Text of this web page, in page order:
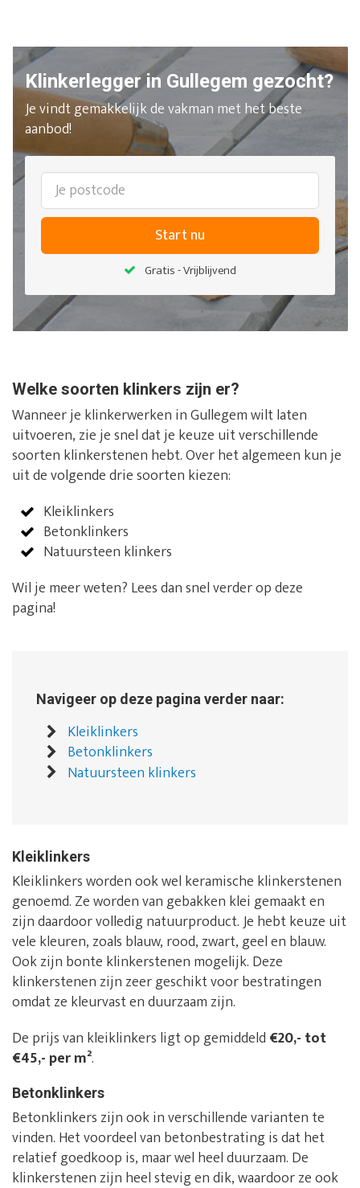
Klinkerlegger in Gullegem gezocht?
Je vindt gemakkelijk de vakman met het beste
aanbod!
Start nu
Gratis - Vrijblijvend
Welke soorten klinkers zijn er?
Wanneer je klinkerwerken in Gullegem wilt laten
uitvoeren, zie je snel dat je keuze uit verschillende
soorten klinkerstenen hebt. Over het algemeen kun je
uit de volgende drie soorten kiezen:
Kleiklinkers
Betonklinkers
Natuursteen klinkers
Wil je meer weten? Lees dan snel verder op deze
pagina!
Navigeer op deze pagina verder naar:
Kleiklinkers
Betonklinkers
Natuursteen klinkers
Kleiklinkers
Kleiklinkers worden ook wel keramische klinkerstenen
genoemd. Ze worden van gebakken klei gemaakt en
zijn daardoor volledig natuurproduct. Je hebt keuze uit
vele kleuren, zoals blauw, rood, zwart, geel en blauw.
Ook zijn bonte klinkerstenen mogelijk. Deze
klinkerstenen zijn zeer geschikt voor bestratingen
omdat ze kleurvast en duurzaam zijn.
De prijs van kleiklinkers ligt op gemiddeld €20,- tot
€45,- per m².
Betonklinkers
Betonklinkers zijn ook in verschillende varianten te
vinden. Het voordeel van betonbestrating is dat het
relatief goedkoop is, maar wel heel duurzaam. De
klinkerstenen zijn heel stevig en dik, waardoor ze ook